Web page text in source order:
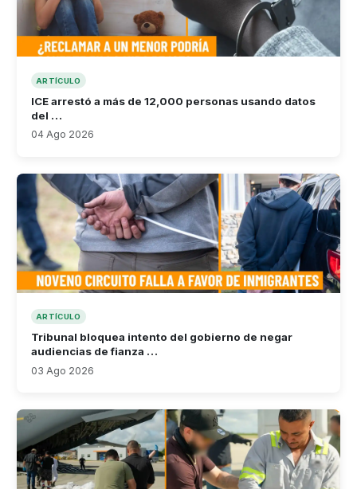
ARTÍCULO
ICE arrestó a más de 12,000 personas usando datos
del …
04 Ago 2026
ARTÍCULO
Tribunal bloquea intento del gobierno de negar
audiencias de fianza …
03 Ago 2026